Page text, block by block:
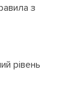
з
рівень